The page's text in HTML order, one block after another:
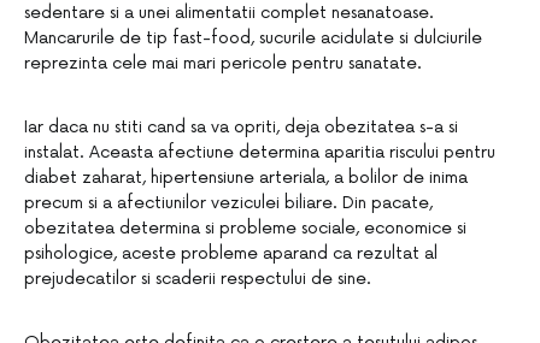
sedentare si a unei alimentatii complet nesanatoase.
Mancarurile de tip fast-food, sucurile acidulate si dulciurile
reprezinta cele mai mari pericole pentru sanatate.
Iar daca nu stiti cand sa va opriti, deja obezitatea s-a si
instalat. Aceasta afectiune determina aparitia riscului pentru
diabet zaharat, hipertensiune arteriala, a bolilor de inima
precum si a afectiunilor veziculei biliare. Din pacate,
obezitatea determina si probleme sociale, economice si
psihologice, aceste probleme aparand ca rezultat al
prejudecatilor si scaderii respectului de sine.